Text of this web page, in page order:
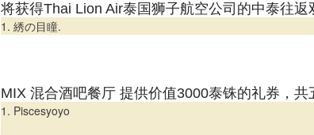
将获得Thai Lion Air泰国狮子航空公司的中泰往返
1. 綉の目瞳.
MIX 混合酒吧餐厅 提供价值3000泰铢的礼券，共
1. Piscesyoyo